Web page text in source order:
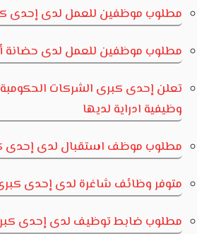
مطلوب موظفين للعمل لدى إحدى
مطلوب موظفين للعمل لدى حضانة
تعلن إحدى كبرى الشركات
وظيفية ادراية لديها
مطلوب موظف استقبال لدى إحدى
متوفر وظائف شاغرة لدى إحدى
مطلوب ضابط توظيف لدى إحدى